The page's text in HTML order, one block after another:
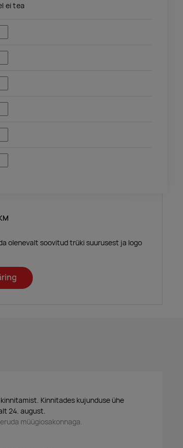
ei tea
olenevalt soovitud trüki suurusest ja logo
Kinnitades kujunduse ühe
24. august.
müügiosakonnaga.